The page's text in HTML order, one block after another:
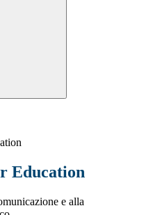
Education
e alla